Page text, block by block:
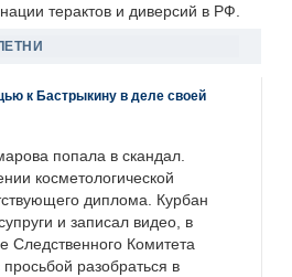
терактов и диверсий в РФ.
к Бастрыкину в деле своей
попала в скандал.
косметологической
диплома. Курбан
и записал видео, в
Следственного Комитета
разобраться в